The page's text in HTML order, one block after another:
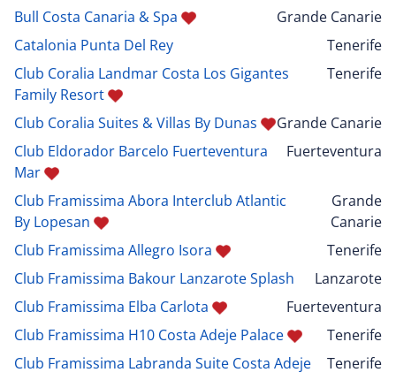
Bull Costa Canaria & Spa
Grande Canarie
Catalonia Punta Del Rey
Tenerife
Club Coralia Landmar Costa Los Gigantes
Family Resort
Tenerife
Club Coralia Suites & Villas By Dunas
Grande Canarie
Club Eldorador Barcelo Fuerteventura
Mar
Fuerteventura
Club Framissima Abora Interclub Atlantic
By Lopesan
Grande
Canarie
Club Framissima Allegro Isora
Tenerife
Club Framissima Bakour Lanzarote Splash
Lanzarote
Club Framissima Elba Carlota
Fuerteventura
Club Framissima H10 Costa Adeje Palace
Tenerife
Club Framissima Labranda Suite Costa Adeje
Tenerife